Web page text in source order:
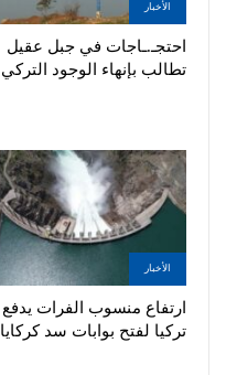
الأخبار
احتجـ.ـاجات في جبل عقيل
تطالب بإنهاء الوجود التركي
الأخبار
ارتفاع منسوب الفرات يدفع
تركيا لفتح بوابات سد كركايا